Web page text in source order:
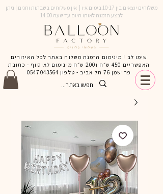
משלוחים יוצאים בין 10-17 בימים א-ו | אין משלוחים בשבתות וחגים | ניתן
לבצע הזמנה לאותו היום עד שעה 14:00
שימו לב ! מינימום הזמנת משלוח באתר לכל האיזורים
האפשריים 450 ש״ח ו200 ש״ח מינימום לאיסוף - כתובת
פרישמן 76 תל אביב - טלפון
0547043564